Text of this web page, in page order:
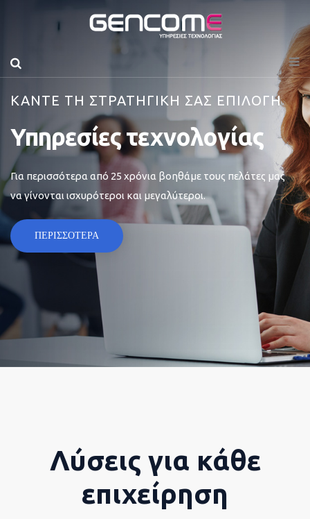
ΚΑΝΤΕ ΤΗ ΣΤΡΑΤΗΓΙΚΗ ΣΑΣ ΕΠΙΛΟΓΗ
Υπηρεσίες τεχνολογίας
Για περισσότερα από 25 χρόνια βοηθάμε τους πελάτες μας
να γίνονται ισχυρότεροι και μεγαλύτεροι.
ΠΕΡΙΣΣΟΤΕΡΑ
Λύσεις για κάθε
επιχείρηση